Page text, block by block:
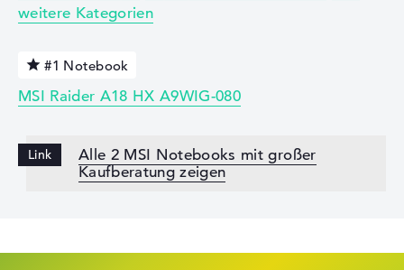
weitere Kategorien
#1 Notebook
MSI Raider A18 HX A9WIG-080
Alle 2 MSI Notebooks mit großer
Kaufberatung zeigen